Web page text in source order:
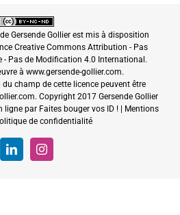
Gersende Gollierest mis à disposition
Creative Commons Attribution - Pas
Pas de Modification 4.0 International .
à www.gersende-gollier.com.
champ de cette licence peuvent être
. Copyright 2017 Gersende Gollier
ligne par Faites bouger vos ID !|
Mentions
de confidentialité
LinkedInInstagram